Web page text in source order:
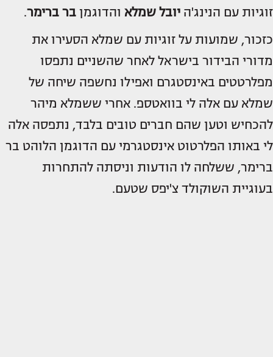
זוגיות עם הנינג'ה יובל שמלא והדוגמן בר ברימר.
כזכור, שמועות על זוגיות עם שמלא הסעירו את
מדורי הבידור בישראל לאחר שהשניים נתפסו
מפלרטטים באינסטגרם ואפילו נחשפה שיחה של
שמלא עם אלה לי בוואטספ. אחרי ששמלא מיהר
להכחיש וטען שהם חברים טובים בלבד, נתפסה אלה
לי באותו הפלרטוט אינסטגרמי עם הדוגמן הלוהט בר
ברימר, ששלחה לו הודעות וניסתה להתחרות
בעוגיית השוקולד צ'יפס שטעם.